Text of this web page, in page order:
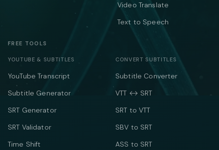
Video Translate
Text to Speech
FREE TOOLS
YOUTUBE & SUBTITLES
YouTube Transcript
Subtitle Generator
SRT Generator
SRT Validator
Time Shift
CONVERT SUBTITLES
Subtitle Converter
VTT ↔ SRT
SRT to VTT
SBV to SRT
ASS to SRT